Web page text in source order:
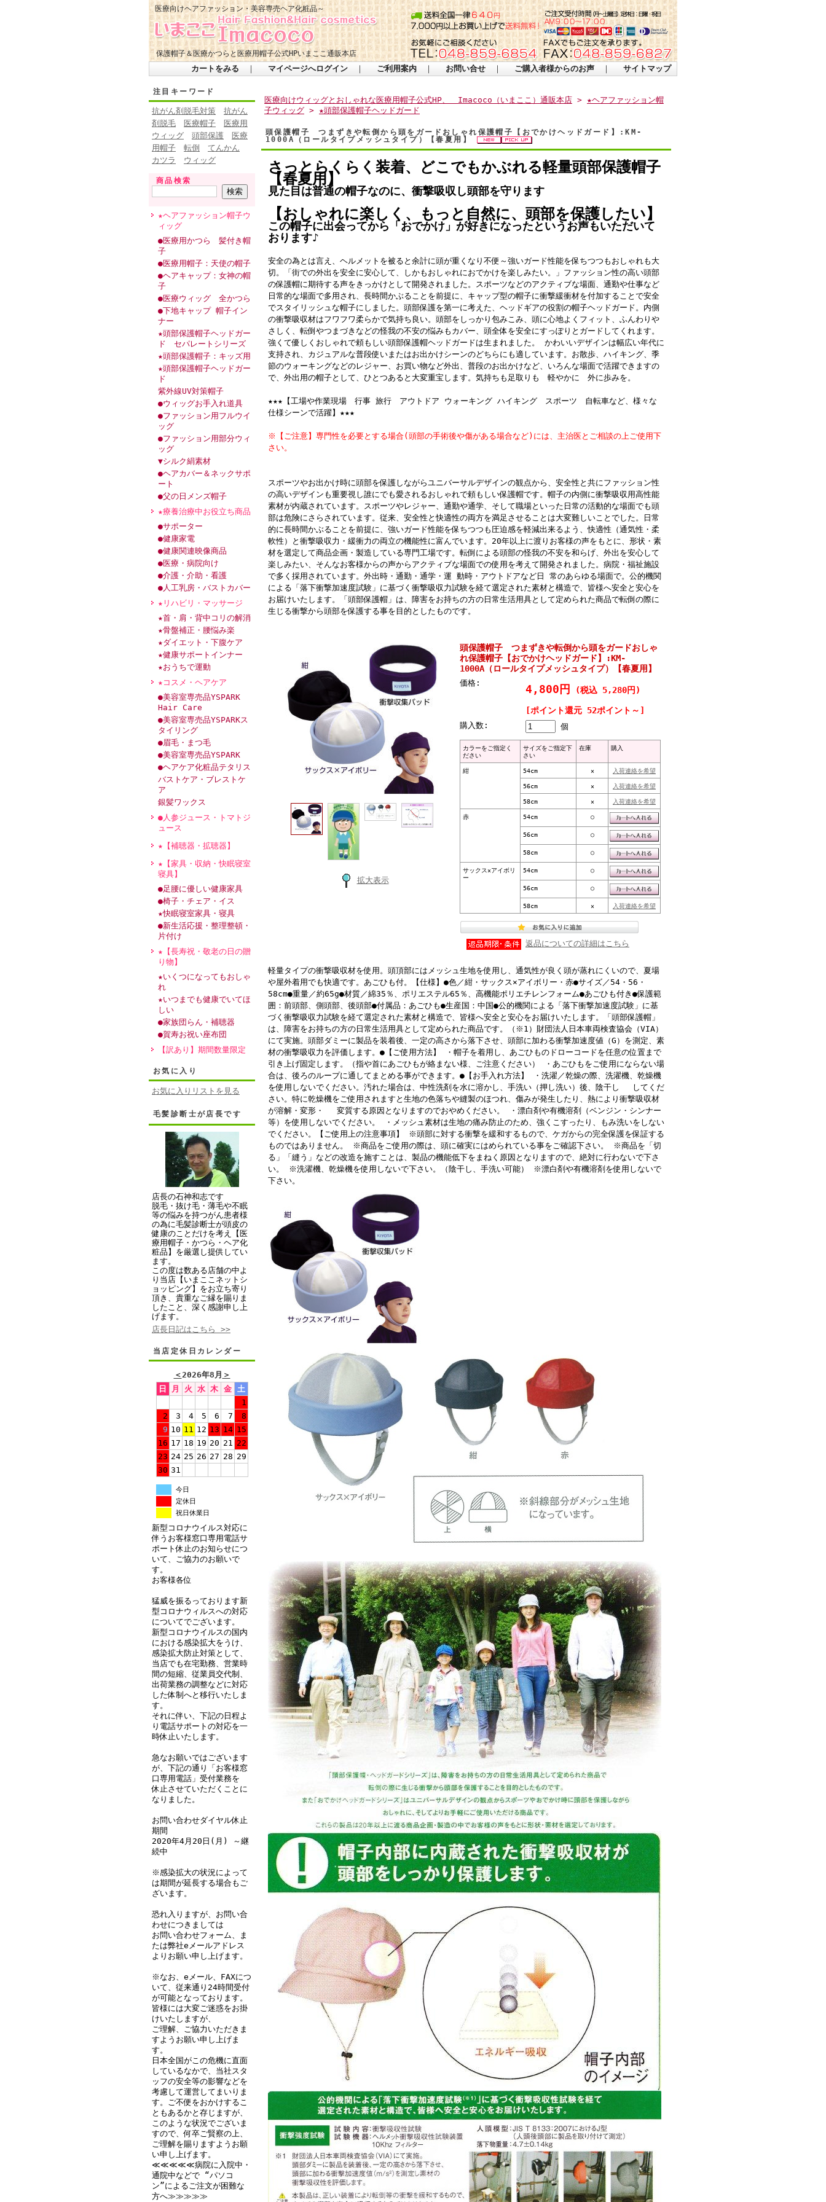
保護帽子＆医療かつらと医療用帽子公式HPいまここ通販本店
医療向けヘアファッション・美容専売ヘア化粧品～
カートをみる ｜ マイページへログイン ｜ ご利用案内 ｜ お問い合せ ｜ ご購入者様からのお声 ｜ サイトマップ
注目キーワード
抗がん剤脱毛対策
抗がん
剤脱毛
医療帽子
医療用
ウィッグ
頭部保護
医療
用帽子
転倒
てんかん
カツラ
ウィッグ
商品検索
★ヘアファッション帽子ウ
ィッグ
●医療用かつら 髪付き帽
子
●医療用帽子：天使の帽子
●ヘアキャップ：女神の帽
子
●医療ウィッグ 全かつら
●下地キャップ 帽子イン
ナー
★頭部保護帽子ヘッドガー
ド セパレートシリーズ
★頭部保護帽子：キッズ用
★頭部保護帽子ヘッドガー
ド
紫外線UV対策帽子
●ウィッグお手入れ道具
●ファッション用フルウイ
ッグ
●ファッション用部分ウィ
ッグ
▼シルク絹素材
●ヘアカバー＆ネックサポ
ート
●父の日メンズ帽子
★療養治療中お役立ち商品
●サポーター
●健康家電
●健康関連映像商品
●医療・病院向け
●介護・介助・看護
●人工乳房・バストカバー
★リハビリ・マッサージ
★首・肩・背中コリの解消
★骨盤補正・腰悩み楽
★ダイエット・下腹ケア
★健康サポートインナー
★おうちで運動
★コスメ・ヘアケア
●美容室専売品YSPARK
Hair Care
●美容室専売品YSPARKス
タイリング
●眉毛・まつ毛
●美容室専売品YSPARK
●ヘアケア化粧品テタリス
バストケア・ブレストケ
ア
銀髪ワックス
●人参ジュース・トマトジ
ュース
★【補聴器・拡聴器】
★【家具・収納・快眠寝室
寝具】
●足腰に優しい健康家具
●椅子・チェア・イス
★快眠寝室家具・寝具
●新生活応援・整理整頓・
片付け
★【長寿祝・敬老の日の贈
り物】
★いくつになってもおしゃ
れ
★いつまでも健康でいてほ
しい
●家族団らん・補聴器
●賀寿お祝い座布団
【訳あり】期間数量限定
お気に入り
お気に入りリストを見る
毛髪診断士が店長です
店長の石神和志です
脱毛・抜け毛・薄毛や不眠
等の悩みを持つがん患者様
の為に毛髪診断士が頭皮の
健康のことだけを考え【医
療用帽子・かつら・ヘア化
粧品】を厳選し提供してい
ます。
この度は数ある店舗の中よ
り当店【いまここネットシ
ョッピング】をお立ち寄り
頂き、貴重なご縁を賜りま
したこと、深く感謝申し上
げます。
店長日記はこちら >>
当店定休日カレンダー
＜2026年8月 ＞
日
月 火 水 木 金
土
1
2
3 4 5 6 7
8
9 10 11 12 13 14 15
16 17 18 19 20 21 22
23 24 25 26 27 28 29
30 31
今日
定休日
祝日休業日
新型コロナウイルス対応に
伴うお客様窓口専用電話サ
ポート休止のお知らせにつ
いて、ご協力のお願いで
す。
お客様各位
猛威を振るっております新
型コロナウィルスへの対応
についてでございます。
新型コロナウイルスの国内
における感染拡大をうけ、
感染拡大防止対策として、
当店でも在宅勤務、営業時
間の短縮、従業員交代制、
出荷業務の調整などに対応
した体制へと移行いたしま
す。
それに伴い、下記の日程よ
り電話サポートの対応を一
時休止いたします。
急なお願いではございます
が、下記の通り「お客様窓
口専用電話」受付業務を
休止させていただくことに
なりました。
お問い合わせダイヤル休止
期間
2020年4月20日(月) ～継
続中
※感染拡大の状況によって
は期間が延長する場合もご
ざいます。
恐れ入りますが、お問い合
わせにつきましては
お問い合わせフォーム、ま
たは弊社eメールアドレス
よりお願い申し上げます。
※なお、eメール、FAXにつ
いて、従来通り24時間受付
が可能となっております。
皆様には大変ご迷惑をお掛
けいたしますが、
ご理解、ご協力いただきま
すようお願い申し上げま
す。
日本全国がこの危機に直面
しているなかで、当社スタ
ッフの安全等の影響などを
考慮して運営してまいりま
す。ご不便をおかけするこ
ともあるかと存じますが、
このような状況でございま
すので、何卒ご賢察の上、
ご理解を賜りますようお願
い申し上げます。
≪≪≪≪≪病院に入院中・
通院中などで “パソコ
ン”によるご注文が困難な
方へ≫≫≫≫≫
医療向けウィッグとおしゃれな医療用帽子公式HP、 Imacoco（いまここ）通販本店 > ★ヘアファッション帽
子ウィッグ > ★頭部保護帽子ヘッドガード
頭保護帽子 つまずきや転倒から頭をガードおしゃれ保護帽子【おでかけヘッドガード】:KM-
1000A（ロールタイプメッシュタイプ）【春夏用】
さっとらくらく装着、どこでもかぶれる軽量頭部保護帽子
【春夏用】
見た目は普通の帽子なのに、衝撃吸収し頭部を守ります
【おしゃれに楽しく、もっと自然に、頭部を保護したい】
この帽子に出会ってから「おでかけ」が好きになったというお声もいただいて
おります♪
安全の為とは言え、ヘルメットを被ると余計に頭が重くなり不便～強いガード性能を保ちつつもおしゃれも大
切。「街での外出を安全に安心して、しかもおしゃれにおでかけを楽しみたい。」ファッション性の高い頭部
の保護帽に期待する声をきっかけとして開発されました。スポーツなどのアクティブな場面、通勤や仕事など
日常的な場面で多用され、長時間かぶることを前提に、キャップ型の帽子に衝撃緩衝材を付加することで安全
でスタイリッシュな帽子にしました。頭部保護を第一に考えた、ヘッドギアの役割の帽子ヘッドガード。内側
の衝撃吸収材はフワフワ柔らかで気持ち良い。頭部をしっかり包みこみ、頭に心地よくフィット、ふんわりや
さしく、転倒やつまづきなどの怪我の不安の悩みもカバー、頭全体を安全にすっぽりとガードしてくれます。
強くて優しくおしゃれで頼もしい頭部保護帽ヘッドガードは生まれました。 かわいいデザインは幅広い年代に
支持され、カジュアルな普段使いまたはお出かけシーンのどちらにも適しています。お散歩、ハイキング、季
節のウォーキングなどのレジャー、お買い物など外出、普段のお出かけなど、いろんな場面で活躍できますの
で、外出用の帽子として、ひとつあると大変重宝します。気持ちも足取りも 軽やかに 外に歩みを。
★★★【工場や作業現場 行事 旅行 アウトドア ウォーキング ハイキング スポーツ 自転車など、様々な
仕様シーンで活躍】★★★
※【ご注意】専門性を必要とする場合(頭部の手術後や傷がある場合など)には、主治医とご相談の上ご使用下
さい。
スポーツやお出かけ時に頭部を保護しながらユニバーサルデザインの観点から、安全性と共にファッション性
の高いデザインも重要視し誰にでも愛されるおしゃれで頼もしい保護帽です。帽子の内側に衝撃吸収用高性能
素材が内蔵されています。スポーツやレジャー、通勤や通学、そして職場といった日常の活動的な場面でも頭
部は危険にさらされています。従来、安全性と快適性の両方を満足させることは大変難しいことでした。日常
的に長時間かぶることを前提に、強いガード性能を保ちつつも圧迫感を軽減出来るよう、快適性（通気性・柔
軟性）と衝撃吸収力・緩衝力の両立の機能性に富んでいます。20年以上に渡りお客様の声をもとに、形状・素
材を選定して商品企画・製造している専門工場です。転倒による頭部の怪我の不安を和らげ、外出を安心して
楽しみたい、そんなお客様からの声からアクティブな場面での使用を考えて開発されました。病院・福祉施設
で多く採用されています。外出時・通勤・通学・運 動時・アウトドアなど日 常のあらゆる場面で。公的機関
による「落下衝撃加速度試験」に基づく衝撃吸収力試験を経て選定された素材と構造で、皆様へ安全と安心を
お届けいたします。「頭部保護帽」は、障害をお持ちの方の日常生活用具として定められた商品で転倒の際に
生じる衝撃から頭部を保護する事を目的としたものです。
拡大表示
頭保護帽子 つまずきや転倒から頭をガードおしゃ
れ保護帽子【おでかけヘッドガード】:KM-
1000A（ロールタイプメッシュタイプ）【春夏用】
価格: 4,800円 (税込 5,280円)
[ポイント還元 52ポイント～]
購入数: 個
カラーをご指定く
ださい
サイズをご指定下
さい
在庫 購入
紺 54cm × 入荷連絡を希望
56cm × 入荷連絡を希望
58cm × 入荷連絡を希望
赤 54cm ○
56cm ○
58cm ○
サックス×アイボリ
ー
54cm ○
56cm ○
58cm × 入荷連絡を希望
返品についての詳細はこちら
軽量タイプの衝撃吸収材を使用。頭頂部にはメッシュ生地を使用し、通気性が良く頭が蒸れにくいので、夏場
や屋外着用でも快適です。あごひも付。【仕様】●色／紺・サックス×アイボリー・赤●サイズ／54・56・
58cm●重量／約65g●材質／綿35％、ポリエステル65％、高機能ポリエチレンフォーム●あごひも付き●保護範
囲：前頭部、側頭部、後頭部●付属品：あごひも●生産国：中国●公的機関による「落下衝撃加速度試験」に基
づく衝撃吸収力試験を経て選定された素材と構造で、皆様へ安全と安心をお届けいたします。「頭部保護帽」
は、障害をお持ちの方の日常生活用具として定められた商品です。（※1）財団法人日本車両検査協会（VIA）
にて実施。頭部ダミーに製品を装着後、一定の高さから落下させ、頭部に加わる衝撃加速度値（G）を測定、素
材の衝撃吸収力を評価します。●【ご使用方法】 ・帽子を着用し、あごひものドローコードを任意の位置まで
引き上げ固定します。（指や首にあごひもが絡まない様、ご注意ください） ・あごひもをご使用にならない場
合は、後ろのループに通してまとめる事ができます。●【お手入れ方法】 ・洗濯／乾燥の際、洗濯機、乾燥機
を使用しないでください。汚れた場合は、中性洗剤を水に溶かし、手洗い（押し洗い）後、陰干し してくだ
さい。特に乾燥機をご使用されますと生地の色落ちや縫製のほつれ、傷みが発生したり、熱により衝撃吸収材
が溶解・変形・ 変質する原因となりますのでおやめください。 ・漂白剤や有機溶剤（ベンジン・シンナー
等）を使用しないでください。 ・メッシュ素材は生地の痛み防止のため、強くこすったり、もみ洗いをしない
でください。【ご使用上の注意事項】 ※頭部に対する衝撃を緩和するもので、ケガからの完全保護を保証する
ものではありません。 ※商品をご使用の際は、頭に確実にはめられている事をご確認下さい。 ※商品を「切
る」「縫う」などの改造を施すことは、製品の機能低下をまねく原因となりますので、絶対に行わないで下さ
い。 ※洗濯機、乾燥機を使用しないで下さい。（陰干し、手洗い可能） ※漂白剤や有機溶剤を使用しないで
下さい。